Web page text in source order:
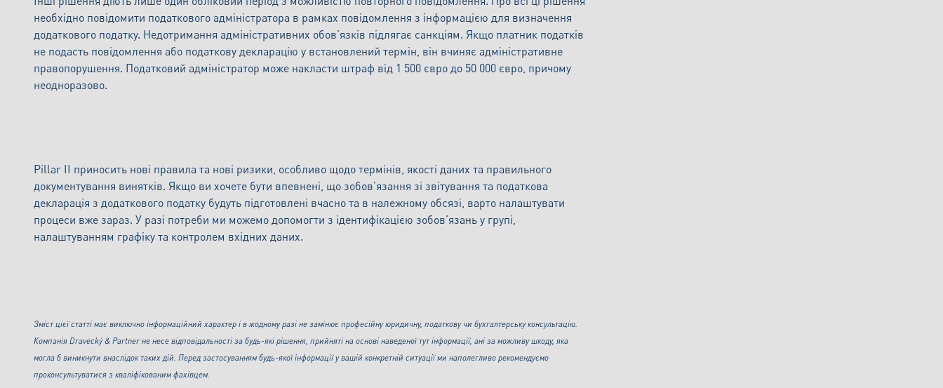
необхідно повідомити податкового адміністратора в рамках повідомлення з інформацією для визначення
додаткового податку. Недотримання адміністративних обов’язків підлягає санкціям. Якщо платник податків
не подасть повідомлення або податкову декларацію у встановлений термін, він вчиняє адміністративне
правопорушення. Податковий адміністратор може накласти штраф від 1 500 євро до 50 000 євро, причому
неодноразово.
Pillar II приносить нові правила та нові ризики, особливо щодо термінів, якості даних та правильного
документування винятків. Якщо ви хочете бути впевнені, що зобов’язання зі звітування та податкова
декларація з додаткового податку будуть підготовлені вчасно та в належному обсязі, варто налаштувати
процеси вже зараз. У разі потреби ми можемо допомогти з ідентифікацією зобов’язань у групі,
налаштуванням графіку та контролем вхідних даних.
Зміст цієї статті має виключно інформаційний характер і в жодному разі не замінює професійну юридичну, податкову чи бухгалтерську консультацію.
Компанія Dravecký & Partner не несе відповідальності за будь-які рішення, прийняті на основі наведеної тут інформації, ані за можливу шкоду, яка
могла б виникнути внаслідок таких дій. Перед застосуванням будь-якої інформації у вашій конкретній ситуації ми наполегливо рекомендуємо
проконсультуватися з кваліфікованим фахівцем.